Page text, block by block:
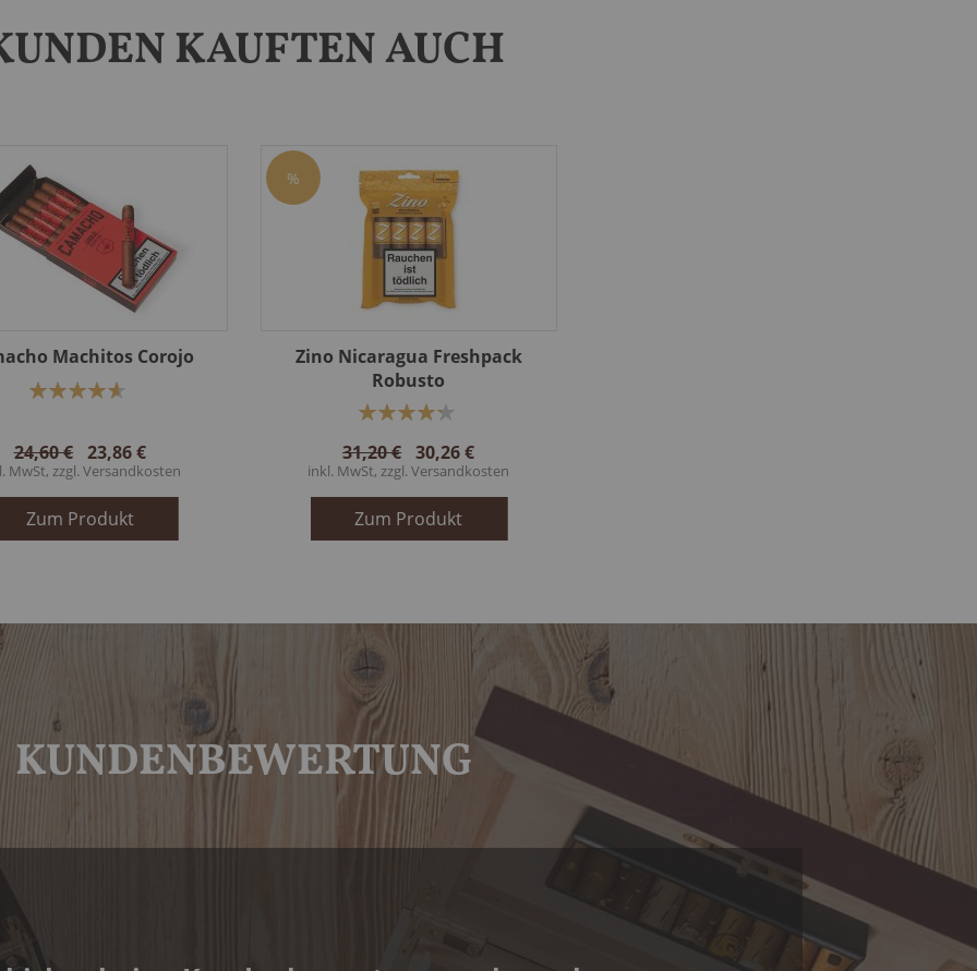
KAUFTEN AUCH
Machitos Corojo
23,86 €
MwSt, zzgl. Versandkosten
24,60 €
Bewertung:
Zum Produkt
%
Zino Nicaragua Freshpack
Robusto
30,26 €
inkl. MwSt, zzgl.Versandkosten
31,20 €
Bewertung:
Zum Produkt
KUNDENBEWERTUNG